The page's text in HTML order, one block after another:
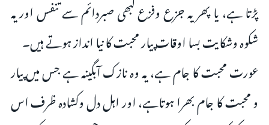
پڑتا ہے، یا پھر یہ جزع وفزع کبھی صبردائم سے تنفس اور یہ
شکوہ وشکایت بسا اوقات پیار محبت کا نیا انداز ہوتے ہیں۔
عورت محبت کا جام ہے، یہ وہ نازک آبگینہ ہے جس میں پیار
و محبت کا جام بھرا ہوتاہے، اور اہل دل وکشادہ ظرف اس